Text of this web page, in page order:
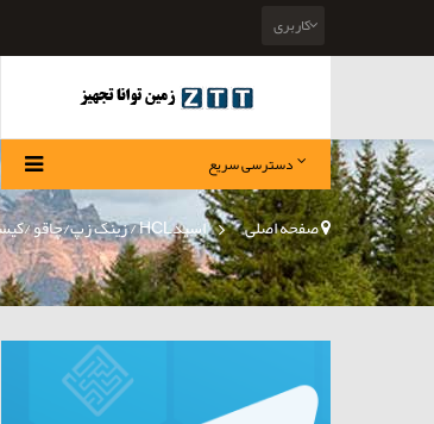
کاربری
دسترسی سریع
صفحه اصلی > اسیدHCL / زینک زپ/چاقو /کیسه نمونه پلاستیکی و پارچه ای/صندلی تاشو ...